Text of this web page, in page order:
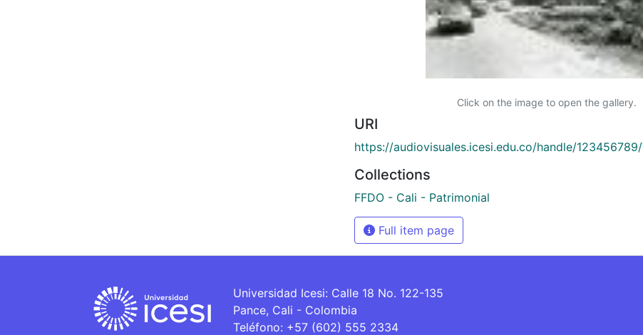
Click on the image to open the gallery.
URI
https://audiovisuales.icesi.edu.co/handle/
Collections
FFDO - Cali - Patrimonial
Full item page
Universidad Icesi: Calle 18 No. 122-135
Pance, Cali - Colombia
Teléfono: +57 (602) 555 2334